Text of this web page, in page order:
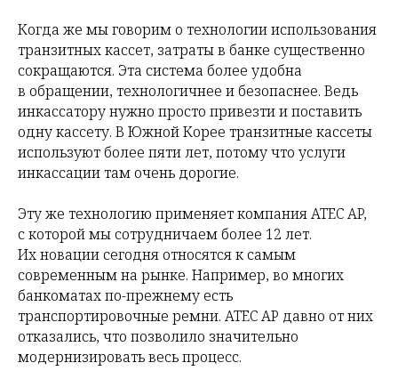
Когда же мы говорим о технологии использования
транзитных кассет, затраты в банке существенно
сокращаются. Эта система более удобна
в обращении, технологичнее и безопаснее. Ведь
инкассатору нужно просто привезти и поставить
одну кассету. В Южной Корее транзитные кассеты
используют более пяти лет, потому что услуги
инкассации там очень дорогие.
Эту же технологию применяет компания ATEC AP,
с которой мы сотрудничаем более 12 лет.
Их новации сегодня относятся к самым
современным на рынке. Например, во многих
банкоматах по-прежнему есть
транспортировочные ремни. ATEC AP давно от них
отказались, что позволило значительно
модернизировать весь процесс.